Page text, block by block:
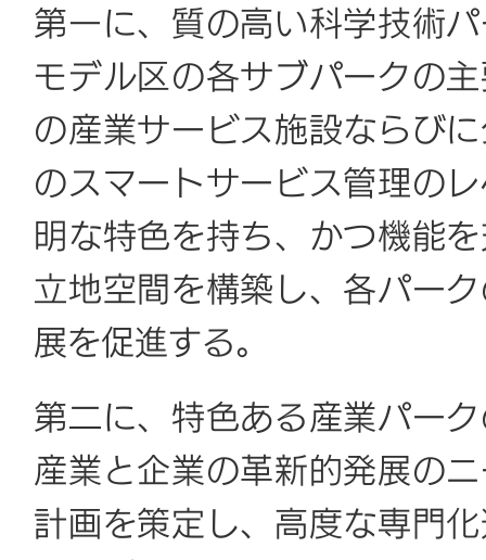
第一に、質の高い科学技術
モデル区の各サブパークの
の産業サービス施設ならび
のスマートサービス管理の
明な特色を持ち、かつ機能
立地空間を構築し、各パー
展を促進する。
第二に、特色ある産業パー
産業と企業の革新的発展の
計画を策定し、高度な専門